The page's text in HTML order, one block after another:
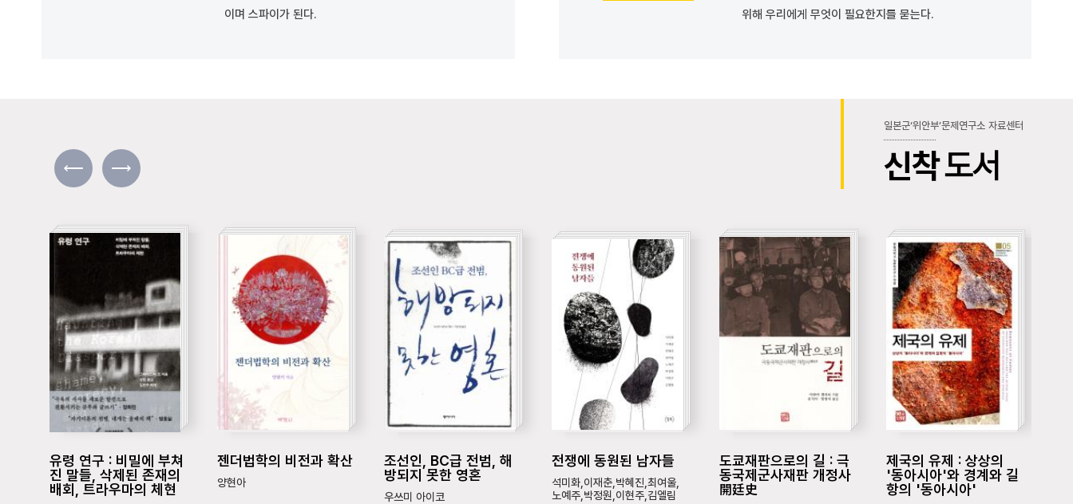
이며 스파이가 된다.
위해 우리에게 무엇이 필요한지를 묻는다.
일본군‘위안부’문제연구소 자료센터
신착도서
유령 연구 : 비밀에 부쳐
진 말들, 삭제된 존재의
배회, 트라우마의 체현
젠더법학의 비전과 확산
양현아
조선인, BC급 전범, 해
방되지 못한 영혼
우쓰미 아이코
전쟁에 동원된 남자들
석미화,이재춘,박혜진,최여울,
노예주,박정원,이현주,김엘림
도쿄재판으로의 길 : 극
동국제군사재판 개정사
開廷史
제국의 유제 : 상상의
'동아시아'와 경계와 길
항의 '동아시아'